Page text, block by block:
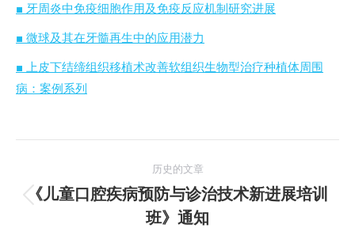
■ 牙周炎中免疫细胞作用及免疫反应机制研究进展
■ 微球及其在牙髓再生中的应用潜力
■ 上皮下结缔组织移植术改善软组织生物型治疗种植体周围
病：案例系列
章
历史的文章
历
史
《儿童口腔疾病预防与诊治技术新进展培训
班》通知